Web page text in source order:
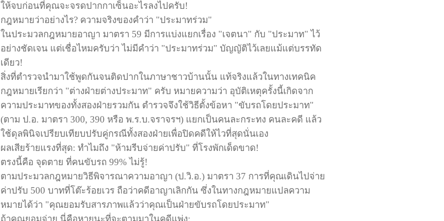
ให้จบก่อนที่คุณจะจรดปากกาเซ็นอะไรลงไปครับ!
กฎหมายว่าอย่างไร? ความจริงของคำว่า "ประมาทร่วม"
ในประมวลกฎหมายอาญา มาตรา 59 มีการแบ่งแยกเรื่อง "เจตนา" กับ "ประมาท" ไว้
อย่างชัดเจน แต่เชื่อไหมครับว่า ไม่มีคำว่า "ประมาทร่วม" บัญญัติไว้เลยแม้แต่บรรทัด
เดียว!
สิ่งที่ตำรวจนำมาใช้พูดกันจนติดปากในภาษาชาวบ้านนั้น แท้จริงแล้วในทางเทคนิค
กฎหมายเรียกว่า "ต่างฝ่ายต่างประมาท" ครับ หมายความว่า อุบัติเหตุครั้งนี้เกิดจาก
ความประมาทของทั้งสองฝ่ายรวมกัน ตำรวจจึงใช้วิธีตั้งข้อหา "ขับรถโดยประมาท"
(ตาม ป.อ. มาตรา 300, 390 หรือ พ.ร.บ.จราจรฯ) แยกเป็นคนละกระทง คนละคดี แล้ว
ใช้ดุลพินิจเปรียบเทียบปรับคู่กรณีทั้งสองฝ่ายเพื่อปิดคดีให้ไวที่สุดนั่นเอง
ผลเสียร้ายแรงที่สุด: ทำไมถึง "ห้ามรีบจ่ายค่าปรับ" ที่โรงพักเด็ดขาด!
ตรงนี้คือ จุดตาย ที่คนขับรถ 99% ไม่รู้!
ตามประมวลกฎหมายวิธีพิจารณาความอาญา (ป.วิ.อ.) มาตรา 37 การที่คุณเดินไปจ่าย
ค่าปรับ 500 บาทที่โต๊ะร้อยเวร ถือว่าคดีอาญาเลิกกัน ซึ่งในทางกฎหมายแปลความ
หมายได้ว่า "คุณยอมรับสารภาพแล้วว่าคุณเป็นฝ่ายขับรถโดยประมาท"
ถ้าคุณยอมจ่าย นี่คือหายนะที่จะตามมาในคดีแพ่ง: